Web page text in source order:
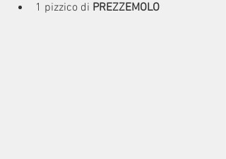
1 pizzico di PREZZEMOLO